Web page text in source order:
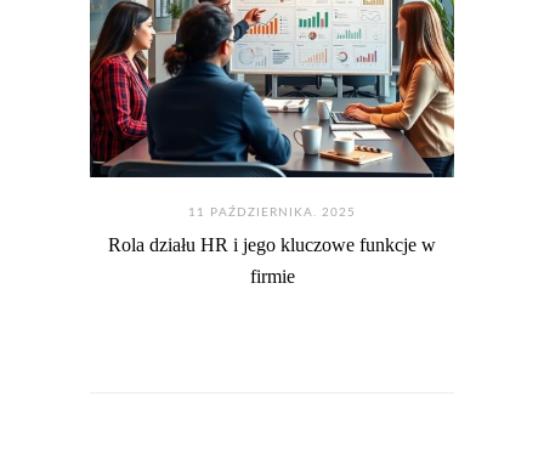
11 PAŹDZIERNIKA. 2025
Rola działu HR i jego kluczowe funkcje w
firmie